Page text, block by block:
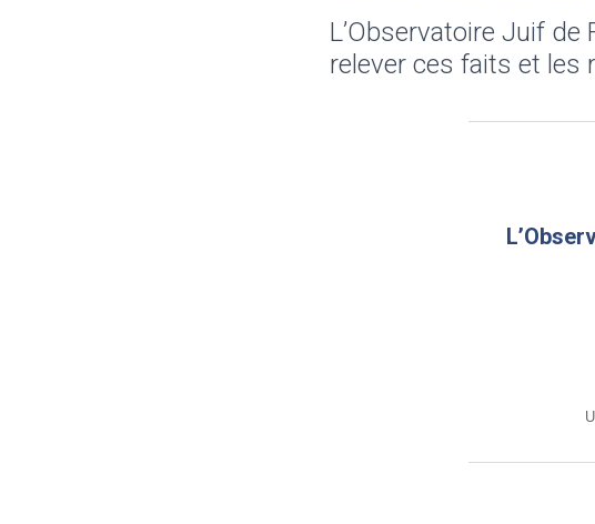
L’Observatoire Juif
relever ces faits et les